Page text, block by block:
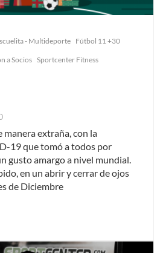
- Multideporte Fútbol 11 +30
a Socios Sportcenter Fitness
manera extraña, con la
19 que tomó a todos por
gusto amargo a nivel mundial.
en un abrir y cerrar de ojos
de Diciembre